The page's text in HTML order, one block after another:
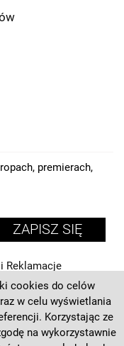
cookies do celów
w celu wyświetlania
Korzystając ze
na wykorzystawnie
premierach,
ZAPISZ SIĘ
Reklamacje